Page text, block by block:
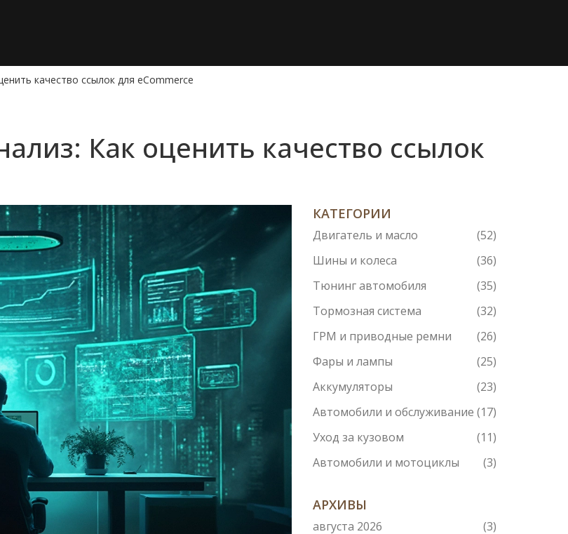
качество ссылок для eCommerce
Как оценить качество ссылок
КАТЕГОРИИ
Двигатель и масло
(52)
Шины и колеса
(36)
Тюнинг автомобиля
(35)
Тормозная система
(32)
ГРМ и приводные ремни
(26)
Фары и лампы
(25)
Аккумуляторы
(23)
Автомобили и обслуживание (17)
Уход за кузовом
(11)
Автомобили и мотоциклы
(3)
АРХИВЫ
августа 2026
(3)